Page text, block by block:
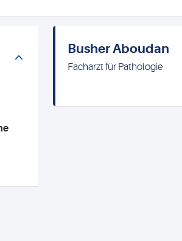
Busher Aboudan
Facharzt für Pathologie